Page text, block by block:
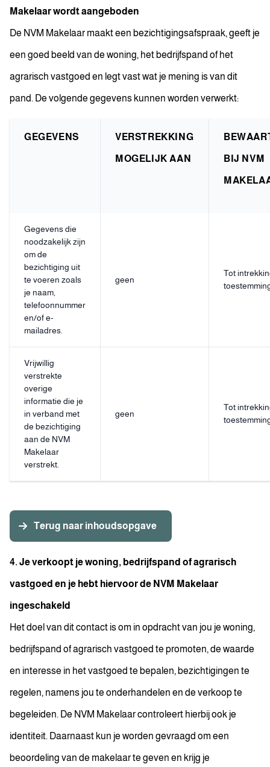
Makelaar wordt aangeboden
De NVM Makelaar maakt een bezichtigingsafspraak, geeft je
een goed beeld van de woning, het bedrijfspand of het
agrarisch vastgoed en legt vast wat je mening is van dit
pand. De volgende gegevens kunnen worden verwerkt:
GEGEVENS VERSTREKKING
MOGELIJK AAN BIJ NVM
Gegevens die
noodzakelijk zijn
om de
bezichtiging uit
te voeren zoals
je naam,
telefoonnummer
en/of e-
mailadres.
geen
Tot
Vrijwillig
verstrekte
overige
informatie die je
in verband met
de bezichtiging
aan de NVM
Makelaar
verstrekt.
geen
Tot
Terug naar inhoudsopgave
4. Je verkoopt je woning, bedrijfspand of agrarisch
vastgoed en je hebt hiervoor de NVM Makelaar
ingeschakeld
Het doel van dit contact is om in opdracht van jou je woning,
bedrijfspand of agrarisch vastgoed te promoten, de waarde
en interesse in het vastgoed te bepalen, bezichtigingen te
regelen, namens jou te onderhandelen en de verkoop te
begeleiden. De NVM Makelaar controleert hierbij ook je
identiteit. Daarnaast kun je worden gevraagd om een
beoordeling van de makelaar te geven en krijg je